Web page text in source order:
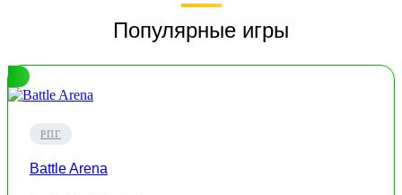
Популярные игры
РПГ
Battle Arena